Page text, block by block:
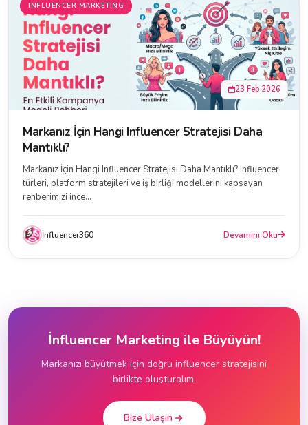
INFLUENCER MARKETING
23 Feb 2026
Markanız İçin Hangi Influencer Stratejisi Daha
Mantıklı?
Markanız İçin Hangi Influencer Stratejisi Daha Mantıklı? Influencer
türleri, platform stratejileri ve iş birliği modellerini kapsayan
rehberimizi ince...
İnfluencer360 Devamını Oku
İnfluencer Marketing ile Büyüyün!
Markanızı büyütmek için doğru influencer stratejisini
birlikte oluşturalım.
Bize Ulaşın